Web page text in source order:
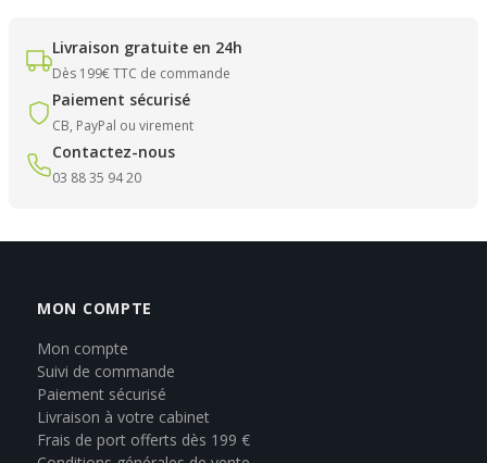
Livraison gratuite en 24h
Dès 199€ TTC de commande
Paiement sécurisé
CB, PayPal ou virement
Contactez-nous
03 88 35 94 20
MON COMPTE
Mon compte
Suivi de commande
Paiement sécurisé
Livraison à votre cabinet
Frais de port offerts dès 199 €